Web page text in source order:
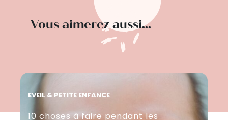
Vous aimerez aussi...
EVEIL & PETITE ENFANCE
10 choses à faire pendant les